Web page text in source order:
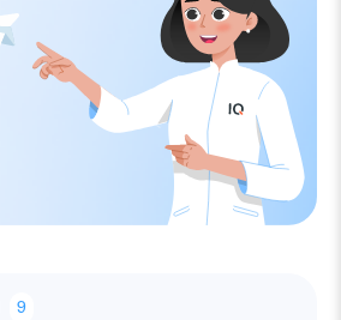
Количество
9